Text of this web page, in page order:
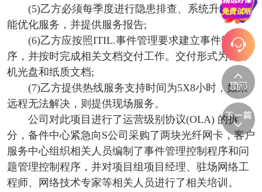
(5)乙方必须每季度进行隐患排查、系统升级、性
能优化服务，并提供服务报告;
(6)乙方应按照ITIL.事件管理要求建立事件管理程
序，并按时完成相关文档交付工作。交付形式为计算
机光盘和纸质文档;
(7)乙方提供热线服务支持时间为5X8小时，如果
远程无法解决，则提供现场服务。
公司对此项目进行了运营级别协议(OLA) 的拆
分，备件中心紧急向S公司采购了两块光纤网卡，客户
服务中心组织相关人员编制了事件管理控制程序和问
题管理控制程序，并对项目组项目经理、驻场网络工
程师、网络技术专家等相关人员进行了相关培训。